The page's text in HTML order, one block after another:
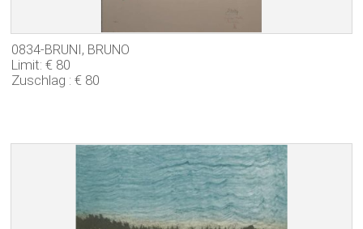
0834-BRUNI, BRUNO
Limit: € 80
Zuschlag : € 80